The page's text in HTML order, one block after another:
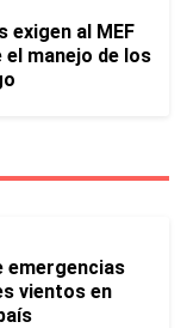
exigen al MEF
manejo de los
emergencias
vientos en